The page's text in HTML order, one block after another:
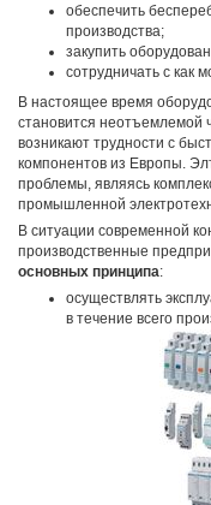
обеспечить
производства;
закупить
сотрудничать с как
В настоящее время
становится неотъемлемой
возникают трудности с
компонентов из Европы.
проблемы, являясь
промышленной
В ситуации современной
производственные
основных принципа:
осуществлять
в течение всего